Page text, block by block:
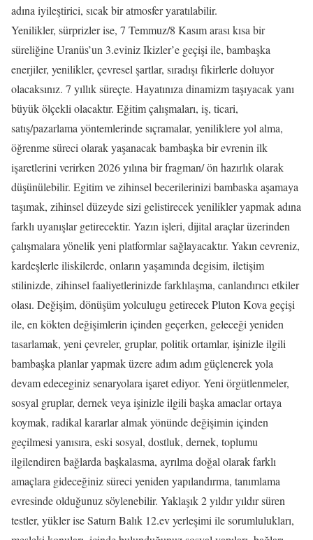
adına iyileştirici, sıcak bir atmosfer yaratılabilir.
Yenilikler, sürprizler ise, 7 Temmuz/8 Kasım arası kısa bir
süreliğine Uranüs’un 3.eviniz Ikizler’e geçişi ile, bambaşka
enerjiler, yenilikler, çevresel şartlar, sıradışı fikirlerle doluyor
olacaksınız. 7 yıllık süreçte. Hayatınıza dinamizm taşıyacak yanı
büyük ölçekli olacaktır. Eğitim çalışmaları, iş, ticari,
satış/pazarlama yöntemlerinde sıçramalar, yeniliklere yol alma,
öğrenme süreci olarak yaşanacak bambaşka bir evrenin ilk
işaretlerini verirken 2026 yılına bir fragman/ ön hazırlık olarak
düşünülebilir. Egitim ve zihinsel becerilerinizi bambaska aşamaya
taşımak, zihinsel düzeyde sizi gelistirecek yenilikler yapmak adına
farklı uyanışlar getirecektir. Yazın işleri, dijital araçlar üzerinden
çalışmalara yönelik yeni platformlar sağlayacaktır. Yakın cevreniz,
kardeşlerle iliskilerde, onların yaşamında degisim, iletişim
stilinizde, zihinsel faaliyetlerinizde farklılaşma, canlandırıcı etkiler
olası. Değişim, dönüşüm yolculugu getirecek Pluton Kova geçişi
ile, en kökten değişimlerin içinden geçerken, geleceği yeniden
tasarlamak, yeni çevreler, gruplar, politik ortamlar, işinizle ilgili
bambaşka planlar yapmak üzere adım adım güçlenerek yola
devam edeceginiz senaryolara işaret ediyor. Yeni örgütlenmeler,
sosyal gruplar, dernek veya işinizle ilgili başka amaclar ortaya
koymak, radikal kararlar almak yönünde değişimin içinden
geçilmesi yanısıra, eski sosyal, dostluk, dernek, toplumu
ilgilendiren bağlarda başkalasma, ayrılma doğal olarak farklı
amaçlara gideceğiniz süreci yeniden yapılandırma, tanımlama
evresinde olduğunuz söylenebilir. Yaklaşık 2 yıldır yıldır süren
testler, yükler ise Saturn Balık 12.ev yerleşimi ile sorumlulukları,